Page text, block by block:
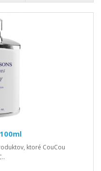
ktoré CouCou